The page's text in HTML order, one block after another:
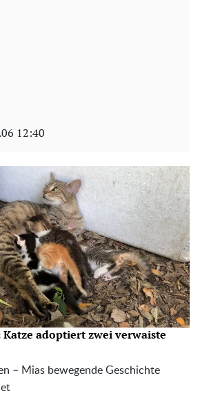
12:40
adoptiert zwei verwaiste
– Mias bewegende Geschichte